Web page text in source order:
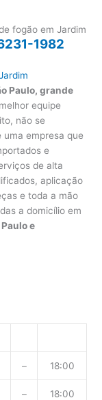
fogão em Jardim
1982
Paulo, grande
equipe
não se
uma empresa que
e
de alta
aplicação
e toda a mão
a domicílio em
e
– 18:00
– 18:00